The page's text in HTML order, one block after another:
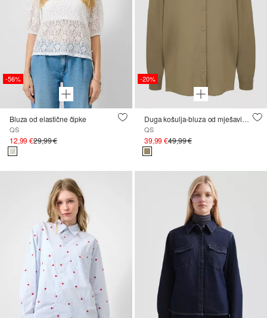
-56%
Bluza od elastične čipke
QS
12,99 €29,99 €
-20%
Duga košulja-bluza od mješavine viskoze i lana
QS
39,99 €49,99 €